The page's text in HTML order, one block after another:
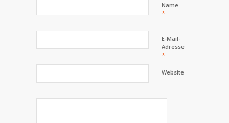
Name
*
E-Mail-
Adresse
*
Website